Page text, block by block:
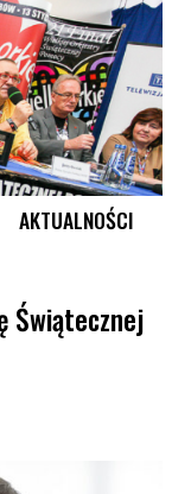
AKTUALNOŚCI
Świątecznej